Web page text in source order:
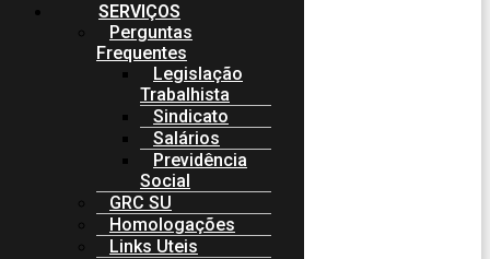
SERVIÇOS
Perguntas
Frequentes
Legislação
Trabalhista
Sindicato
Salários
Previdência
Social
GRC SU
Homologações
Links Uteis